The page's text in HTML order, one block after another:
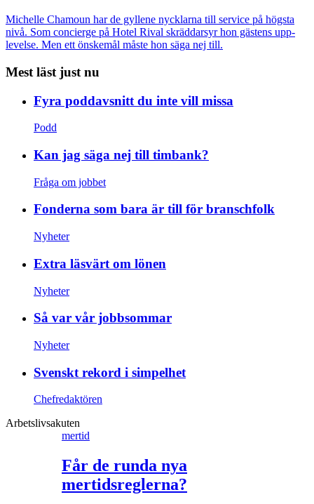
Michelle Chamoun har de gyllene nycklarna till service på högsta
nivå. Som concierge på Hotel Rival skräddarsyr hon gästens upp­
levelse. Men ett önskemål måste hon säga nej till.
Mest läst just nu
Fyra poddavsnitt du inte vill missa
Podd
Kan jag säga nej till timbank?
Fråga om jobbet
Fonderna som bara är till för branschfolk
Nyheter
Extra läsvärt om lönen
Nyheter
Så var vår jobbsommar
Nyheter
Svenskt rekord i simpelhet
Chefredaktören
Arbetslivsakuten
mertid
Får de runda nya
mertidsreglerna?